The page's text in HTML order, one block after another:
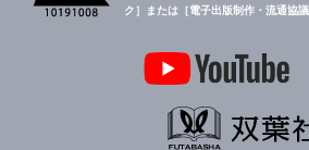
ク］または［電子出版制作・流通協